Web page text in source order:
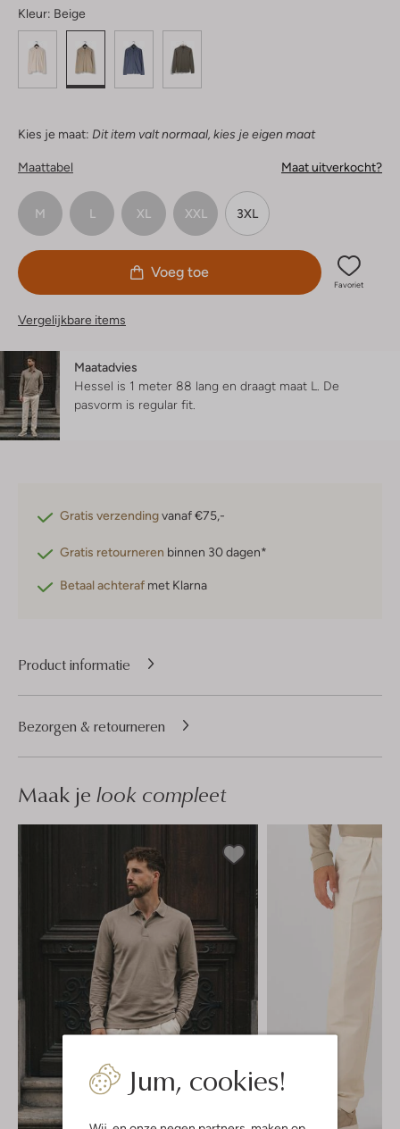
Jum, cookies!
Kleur: Beige
Kies je maat: Dit item valt normaal, kies je eigen maat
Maattabel Maat uitverkocht?
M L XL XXL 3XL
Voeg toe
Favoriet
Vergelijkbare items
Maatadvies
Hessel is 1 meter 88 lang en draagt maat L. De
pasvorm is regular fit
Gratis verzendingvanaf €75,-
Gratis retourneren binnen 30 dagen*
Betaal achteraf met Klarna
Product informatie
Bezorgen & retourneren
Maak je look compleet